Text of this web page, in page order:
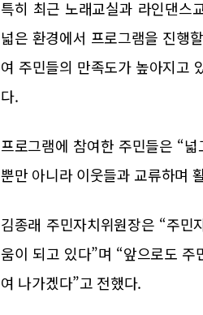
특히 최근 노래교실과 라인댄스
넓은 환경에서 프로그램을 진행
여 주민들의 만족도가 높아지고
다.
프로그램에 참여한 주민들은 “
뿐만 아니라 이웃들과 교류하며
김종래 주민자치위원장은 “주
움이 되고 있다”며 “앞으로도
여 나가겠다”고 전했다.